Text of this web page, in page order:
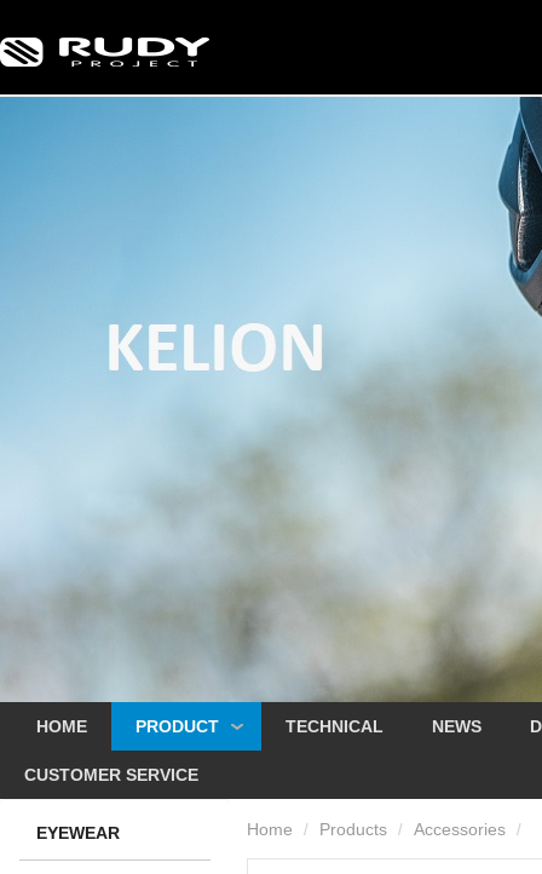
HOME PRODUCT TECHNICAL NEWS
CUSTOMER SERVICE
EYEWEAR Home / Products / Accessories /